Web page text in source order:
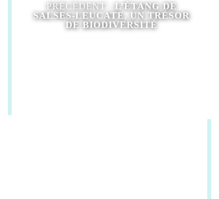
PRÉCÉDENT :L’ÉTANG DE
SALSES-LEUCATE, UN TRÉSOR
DE BIODIVERSITÉ